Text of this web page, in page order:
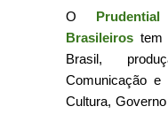
O
Brasileiros tem
Brasil,
Comunicação e
Cultura,